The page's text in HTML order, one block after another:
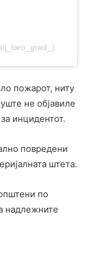
пожарот, ниту
не објавиле
инцидентот.
повредени
штета.
по
надлежните